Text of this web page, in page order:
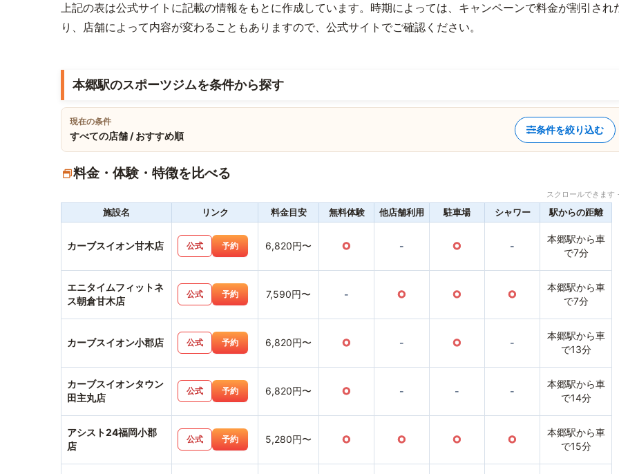
上記の表は公式サイトに記載の情報をもとに作成しています。時期によっては、キャンペーンで料金が割引され
り、店舗によって内容が変わることもありますので、公式サイトでご確認ください。
本郷駅のスポーツジムを条件から探す
現在の条件
すべての店舗 / おすすめ順
条件を絞り込む
料金・体験・特徴を比べる
スクロールできま
施設名 リンク 料金目安 無料体験 他店舗利用 駐車場 シャワー 駅からの距離
カーブスイオン甘木店 公式 予約 6,820円〜 ○ - ○ -
本郷駅から車
で7分
エニタイムフィットネ
ス朝倉甘木店
公式 予約 7,590円〜 - ○ ○ ○
本郷駅から車
で7分
カーブスイオン小郡店 公式 予約 6,820円〜 ○ - ○ -
本郷駅から車
で13分
カーブスイオンタウン
田主丸店
公式 予約 6,820円〜 ○ - - -
本郷駅から車
で14分
アシスト24福岡小郡
店
公式 予約 5,280円〜 ○ ○ ○ ○
本郷駅から車
で15分